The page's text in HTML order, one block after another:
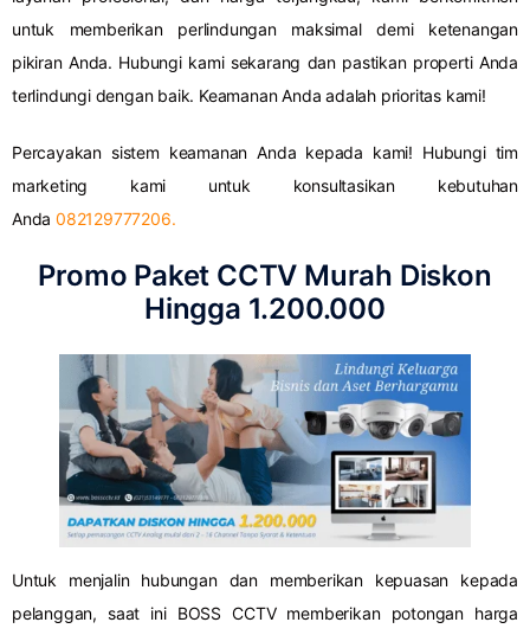
untuk memberikan perlindungan maksimal demi ketenangan
pikiran Anda. Hubungi kami sekarang dan pastikan properti Anda
terlindungi dengan baik. Keamanan Anda adalah prioritas kami!
Percayakan sistem keamanan Anda kepada kami! Hubungi tim
marketing kami untuk konsultasikan kebutuhan
Anda 082129777206.
Promo Paket CCTV Murah Diskon
Hingga 1.200.000
Untuk menjalin hubungan dan memberikan kepuasan kepada
pelanggan, saat ini BOSS CCTV memberikan potongan harga